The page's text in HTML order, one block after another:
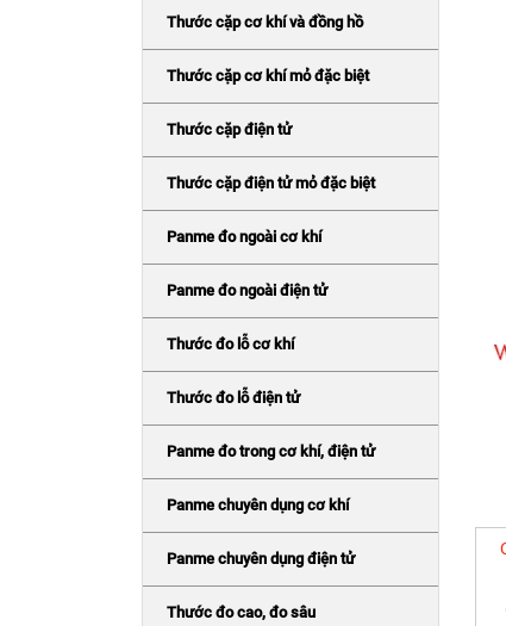
Thước cặp cơ khí và đồng hồ
Thước cặp cơ khí mỏ đặc biệt
Thước cặp điện tử
Thước cặp điện tử mỏ đặc biệt
Panme đo ngoài cơ khí
Panme đo ngoài điện tử
Thước đo lỗ cơ khí
Thước đo lỗ điện tử
Panme đo trong cơ khí, điện tử
Panme chuyên dụng cơ khí
Panme chuyên dụng điện tử
Thước đo cao, đo sâu